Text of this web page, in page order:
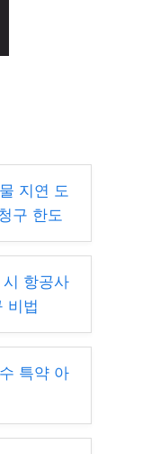
지연 도
구 한도
항공사
비법
특약 아